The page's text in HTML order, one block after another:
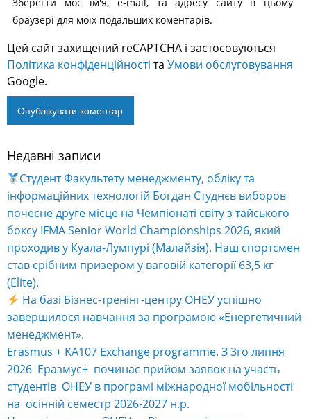
Зберегти моє ім'я, e-mail, та адресу сайту в цьому
браузері для моїх подальших коментарів.
Цей сайт захищений reCAPTCHA і застосовуються
Політика конфіденційності та Умови обслуговування
Google.
Alternative:
Недавні записи
Студент Факультету менеджменту, обліку та
інформаційних технологій Богдан Студнєв виборов
почесне друге місце на Чемпіонаті світу з тайського
боксу IFMA Senior World Championships 2026, який
проходив у Куала-Лумпурі (Малайзія). Наш спортсмен
став срібним призером у ваговій категорії 63,5 кг
(Elite).
На базі Бізнес-тренінг-центру ОНЕУ успішно
завершилося навчання за програмою «Енергетичний
менеджмент».
Erasmus + KA107 Exchange programme. З 3го липня
2026 Еразмус+ починає прийом заявок на участь
студентів ОНЕУ в програмі міжнародної мобільності
на осінній семестр 2026-2027 н.р.